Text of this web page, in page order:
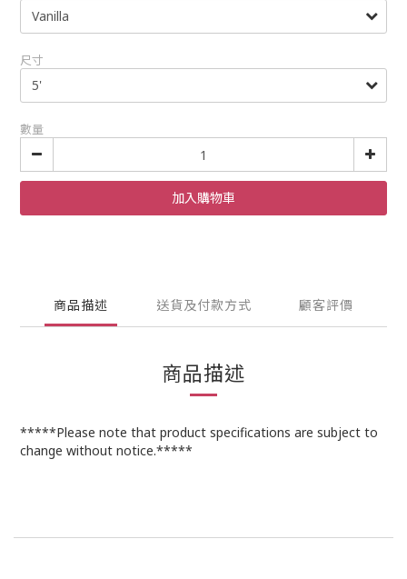
尺寸
數量
加入購物車
商品描述 送貨及付款方式 顧客評價
商品描述
*****Please note that product specifications are subject to
change without notice.*****